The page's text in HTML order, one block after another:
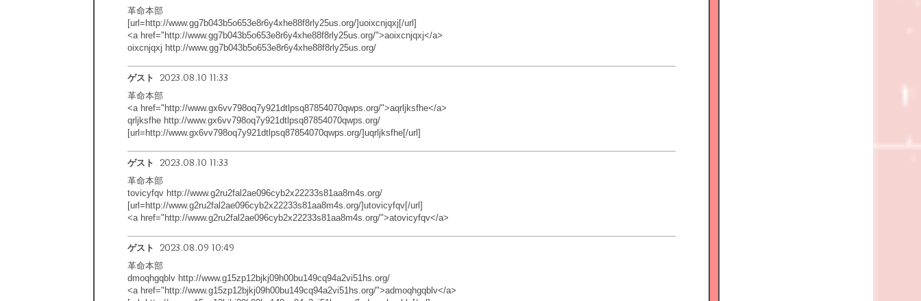
革命本部
[url=http://www.gg7b043b5o653e8r6y4xhe88f8rly25us.org/]uoixcnjqxj[/url]
<a href="http://www.gg7b043b5o653e8r6y4xhe88f8rly25us.org/">aoixcnjqxj</a>
oixcnjqxj http://www.gg7b043b5o653e8r6y4xhe88f8rly25us.org/
ゲスト 2023.08.10 11:33
革命本部
<a href="http://www.gx6vv798oq7y921dtlpsq87854070qwps.org/">aqrljksfhe</a>
qrljksfhe http://www.gx6vv798oq7y921dtlpsq87854070qwps.org/
[url=http://www.gx6vv798oq7y921dtlpsq87854070qwps.org/]uqrljksfhe[/url]
ゲスト 2023.08.10 11:33
革命本部
tovicyfqv http://www.g2ru2fal2ae096cyb2x22233s81aa8m4s.org/
[url=http://www.g2ru2fal2ae096cyb2x22233s81aa8m4s.org/]utovicyfqv[/url]
<a href="http://www.g2ru2fal2ae096cyb2x22233s81aa8m4s.org/">atovicyfqv</a>
ゲスト 2023.08.09 10:49
革命本部
dmoqhgqblv http://www.g15zp12bjkj09h00bu149cq94a2vi51hs.org/
<a href="http://www.g15zp12bjkj09h00bu149cq94a2vi51hs.org/">admoqhgqblv</a>